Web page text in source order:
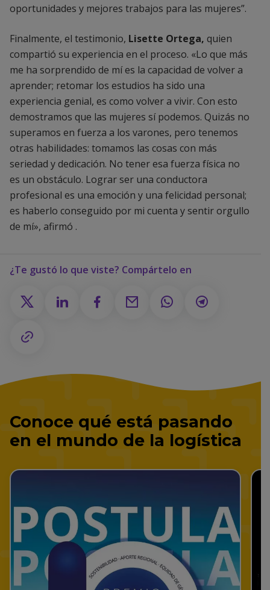
oportunidades y mejores trabajos para las mujeres”.
Finalmente, el testimonio, Lisette Ortega, quien
compartió su experiencia en el proceso. «Lo que más
me ha sorprendido de mí es la capacidad de volver a
aprender; retomar los estudios ha sido una
experiencia genial, es como volver a vivir. Con esto
demostramos que las mujeres sí podemos. Quizás no
superamos en fuerza a los varones, pero tenemos
otras habilidades: tomamos las cosas con más
seriedad y dedicación. No tener esa fuerza física no
es un obstáculo. Lograr ser una conductora
profesional es una emoción y una felicidad personal;
es haberlo conseguido por mi cuenta y sentir orgullo
de mí», afirmó .
¿Te gustó lo que viste? Compártelo en
Conoce qué está pasando
en el mundo de la logística